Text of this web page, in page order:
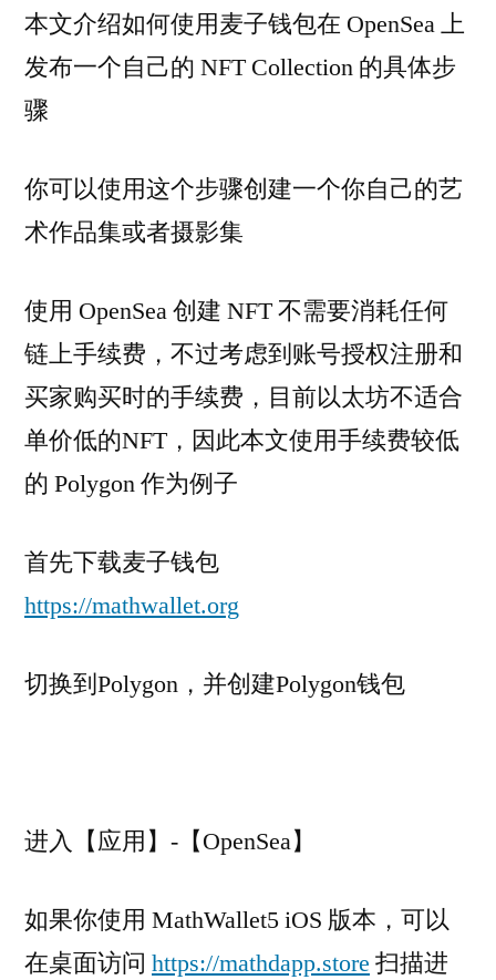
本文介绍如何使用麦子钱包在 OpenSea 上
发布一个自己的 NFT Collection 的具体步
骤
你可以使用这个步骤创建一个你自己的艺
术作品集或者摄影集
使用 OpenSea 创建 NFT 不需要消耗任何
链上手续费，不过考虑到账号授权注册和
买家购买时的手续费，目前以太坊不适合
单价低的NFT，因此本文使用手续费较低
的 Polygon 作为例子
首先下载麦子钱包
https://mathwallet.org
切换到Polygon，并创建Polygon钱包
进入【应用】-【OpenSea】
如果你使用 MathWallet5 iOS 版本，可以
在桌面访问 https://mathdapp.store 扫描进